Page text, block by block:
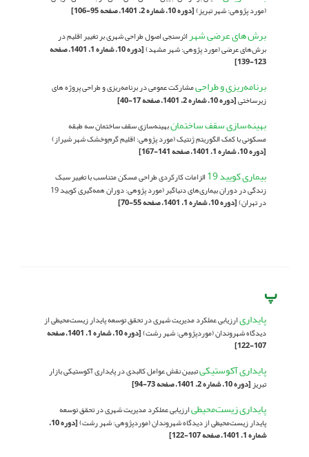
(مورد پژوهی: شهر تبریز)[دوره 10، شماره 2، 1401، صفحه 95-106]
برش های عرضی شهراثرسنجی اصول طراحی شهری بر تغییر اقلیم در
برش‌های عرضی (مورد پژوهی: شهر مشهد)
[دوره 10، شماره 1، 1401، صفحه
123-139]
برنامه‌ریزی و طراحیمشارکت عمومی در برنامه‌ریزی و طراحی پروژه های
زیرساختی[دوره 10، شماره 2، 1401، صفحه 17-40]
بهینه‌سازی سقف ساختمانبهینه‌سازی سقف ساختمان سه طبقه
مسکونی با کمک الگوریتم ژنتیک (مورد پژوهی: اقلیم گرم‌وخشک شهر شیراز)
[دوره 10، شماره 1، 1401، صفحه 141-167]
بیماری کویید 19
الزامات کارکردی طراحی مسکن متناسب با تغییر سبک
زندگی در دوران بیماری‌های دنیاگیر (مورد پژوهی: دوران همه‌گیری کویید 19
در تهران)[دوره 10، شماره 1، 1401، صفحه 55-70]
پ
پایداریارزیابی عملکرد مدیریت شهری در تحقق توسعه پایدار زیست‌محیطی از
دیدگاه شهروندان (موردپژوهی: شهر رشت)
[دوره 10، شماره 1، 1401، صفحه
107-122]
پایداری آکوستیکیتبیین نقش عوامل کالبدی در پایداری آکوستیکی بازار
تبریز [دوره 10، شماره 2، 1401، صفحه 73-94]
پایداری زیست‌محیطیارزیابی عملکرد مدیریت شهری در تحقق توسعه
پایدار زیست‌محیطی از دیدگاه شهروندان (موردپژوهی: شهر رشت)
[دوره 10،
شماره 1، 1401، صفحه 107-122]